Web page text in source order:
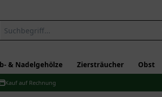
& Nadelgehölze Ziersträucher Obst
Kauf auf Rechnung